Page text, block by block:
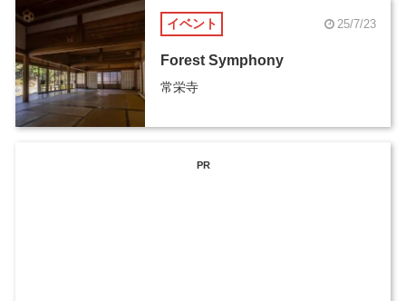
イベント 25/7/23
Forest Symphony
常栄寺
PR